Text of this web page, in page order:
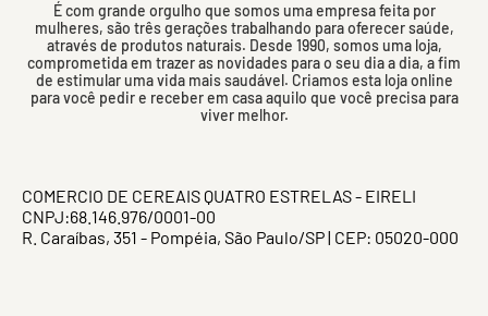
É com grande orgulho que somos uma empresa feita por
mulheres, são três gerações trabalhando para oferecer saúde,
através de produtos naturais. Desde 1990, somos uma loja,
comprometida em trazer as novidades para o seu dia a dia, a fim
de estimular uma vida mais saudável. Criamos esta loja online
para você pedir e receber em casa aquilo que você precisa para
viver melhor.
COMERCIO DE CEREAIS QUATRO ESTRELAS - EIRELI
CNPJ:68.146.976/0001-00
R. Caraíbas, 351 - Pompéia, São Paulo/SP | CEP: 05020-000